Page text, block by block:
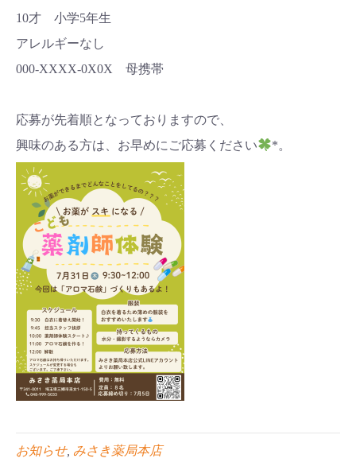
10才 小学5年生
アレルギーなし
000-XXXX-0X0X 母携帯
応募が先着順となっておりますので、
興味のある方は、お早めにご応募ください
*。
お知らせ, みさき薬局本店